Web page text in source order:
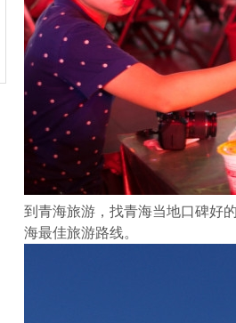
到青海旅游，找青海当地口碑好
海最佳旅游路线。